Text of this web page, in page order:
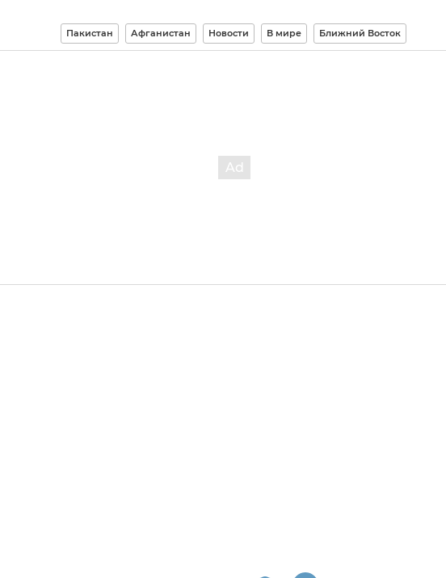
Пакистан Афганистан Новости В мире Ближний Восток